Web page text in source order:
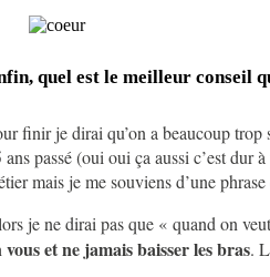
quel est le meilleur conseil
finir je dirai qu’on a beaucoup trop
ans passé (oui oui ça aussi c’est dur
mais je me souviens d’une
je ne dirai pas que « quand on
vous et ne jamais baisser les bras.